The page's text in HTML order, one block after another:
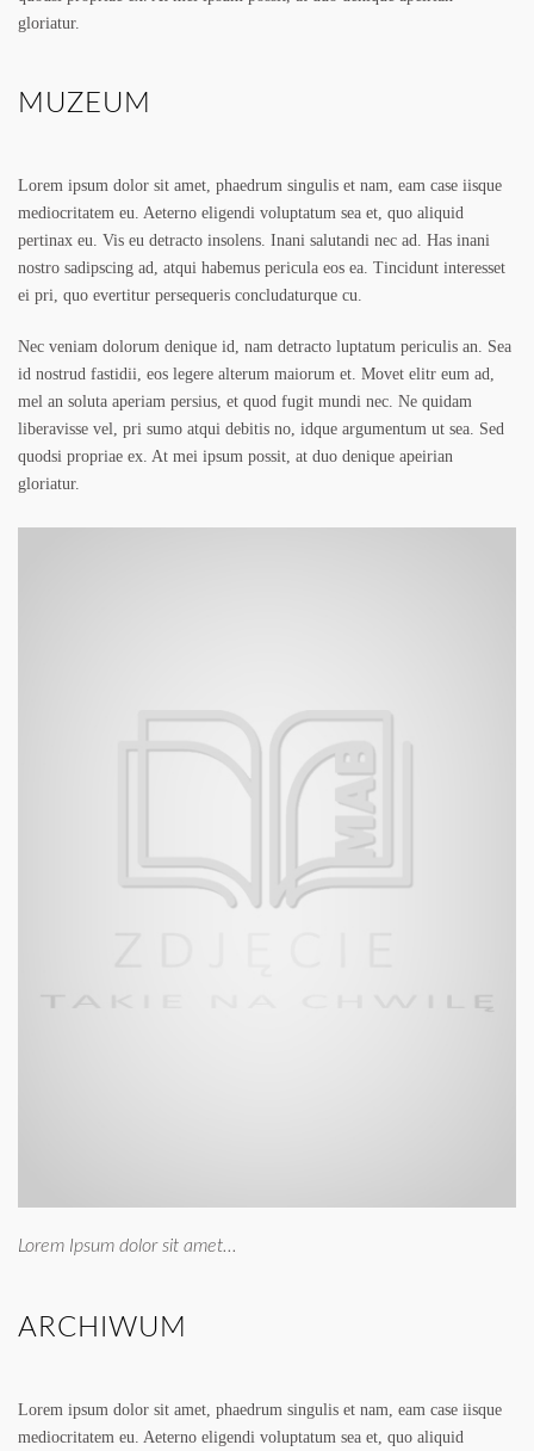
gloriatur.
MUZEUM
Lorem ipsum dolor sit amet, phaedrum singulis et nam, eam case iisque
mediocritatem eu. Aeterno eligendi voluptatum sea et, quo aliquid
pertinax eu. Vis eu detracto insolens. Inani salutandi nec ad. Has inani
nostro sadipscing ad, atqui habemus pericula eos ea. Tincidunt interesset
ei pri, quo evertitur persequeris concludaturque cu.
Nec veniam dolorum denique id, nam detracto luptatum periculis an. Sea
id nostrud fastidii, eos legere alterum maiorum et. Movet elitr eum ad,
mel an soluta aperiam persius, et quod fugit mundi nec. Ne quidam
liberavisse vel, pri sumo atqui debitis no, idque argumentum ut sea. Sed
quodsi propriae ex. At mei ipsum possit, at duo denique apeirian
gloriatur.
Lorem Ipsum dolor sit amet...
ARCHIWUM
Lorem ipsum dolor sit amet, phaedrum singulis et nam, eam case iisque
mediocritatem eu. Aeterno eligendi voluptatum sea et, quo aliquid